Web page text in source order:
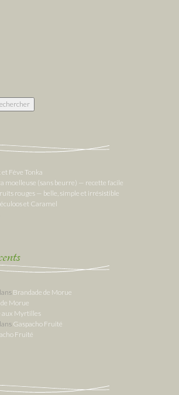
Fève Tonka
moelleuse (sans beurre) — recette facile
rouges — belle, simple et irrésistible
et Caramel
Brandade de Morue
Morue
aux Myrtilles
Gaspacho Fruité
Fruité